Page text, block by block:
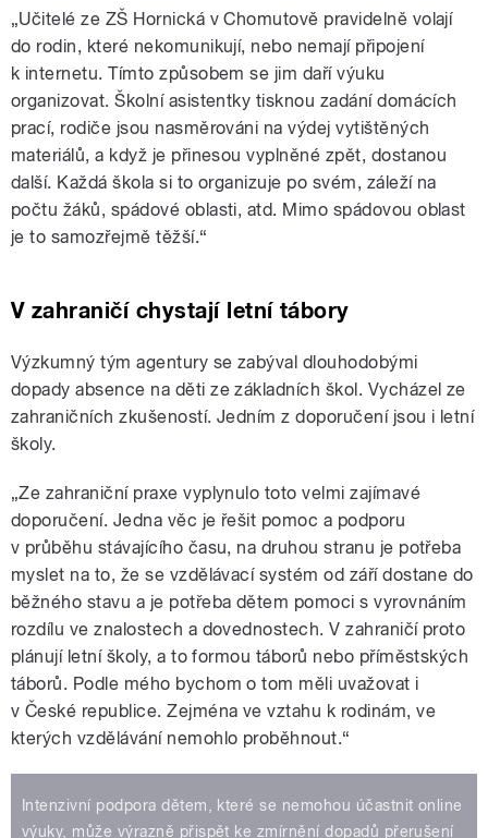
„Učitelé ze ZŠ Hornická v Chomutově pravidelně volají
do rodin, které nekomunikují, nebo nemají připojení
k internetu. Tímto způsobem se jim daří výuku
organizovat. Školní asistentky tisknou zadání domácích
prací, rodiče jsou nasměrováni na výdej vytištěných
materiálů, a když je přinesou vyplněné zpět, dostanou
další. Každá škola si to organizuje po svém, záleží na
počtu žáků, spádové oblasti, atd. Mimo spádovou oblast
je to samozřejmě těžší.“
V zahraničí chystají letní tábory
Výzkumný tým agentury se zabýval dlouhodobými
dopady absence na děti ze základních škol. Vycházel ze
zahraničních zkušeností. Jedním z doporučení jsou i letní
školy.
„Ze zahraniční praxe vyplynulo toto velmi zajímavé
doporučení. Jedna věc je řešit pomoc a podporu
v průběhu stávajícího času, na druhou stranu je potřeba
myslet na to, že se vzdělávací systém od září dostane do
běžného stavu a je potřeba dětem pomoci s vyrovnáním
rozdílu ve znalostech a dovednostech. V zahraničí proto
plánují letní školy, a to formou táborů nebo příměstských
táborů. Podle mého bychom o tom měli uvažovat i
v České republice. Zejména ve vztahu k rodinám, ve
kterých vzdělávání nemohlo proběhnout.“
Intenzivní podpora dětem, které se nemohou účastnit online
výuky, může výrazně přispět ke zmírnění dopadů přerušení